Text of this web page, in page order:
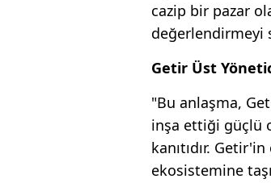
cazip bir pazar
değerlendirmeyi
Getir Üst
"Bu anlaşma,
inşa ettiği güçlü
kanıtıdır.
ekosistemine